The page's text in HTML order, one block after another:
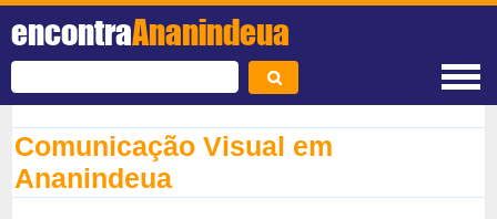
encontraAnanindeua
Comunicação Visual em
Ananindeua